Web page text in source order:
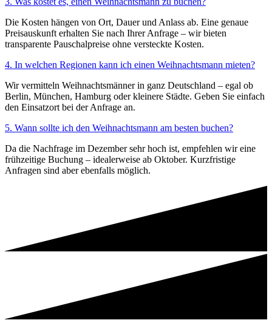
Die Kosten hängen von Ort, Dauer und Anlass ab. Eine genaue
Preisauskunft erhalten Sie nach Ihrer Anfrage – wir bieten
transparente Pauschalpreise ohne versteckte Kosten.
4. In welchen Regionen kann ich einen Weihnachtsmann mieten?
Wir vermitteln Weihnachtsmänner in ganz Deutschland – egal ob
Berlin, München, Hamburg oder kleinere Städte. Geben Sie einfach
den Einsatzort bei der Anfrage an.
5. Wann sollte ich den Weihnachtsmann am besten buchen?
Da die Nachfrage im Dezember sehr hoch ist, empfehlen wir eine
frühzeitige Buchung – idealerweise ab Oktober. Kurzfristige
Anfragen sind aber ebenfalls möglich.